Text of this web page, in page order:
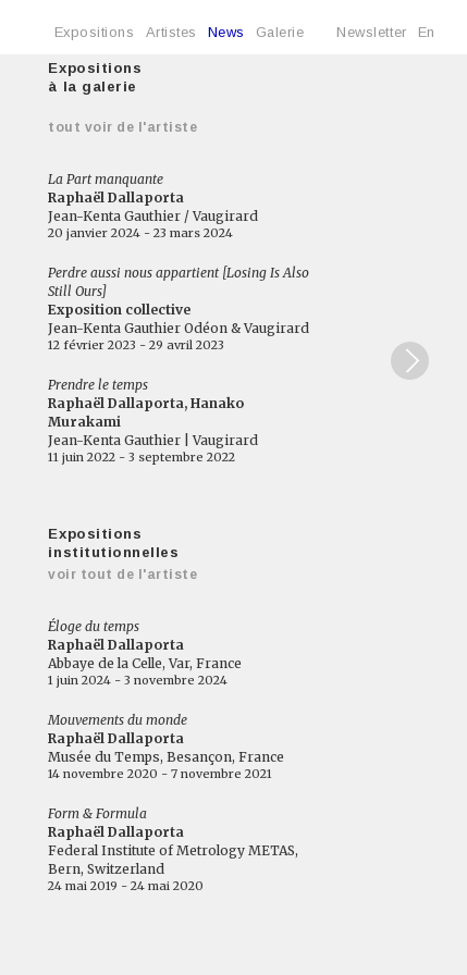
Expositions Artistes News Galerie Newsletter En
Expositions
à la galerie
tout voir de l'artiste
La Part manquante
Raphaël Dallaporta
Jean-Kenta Gauthier / Vaugirard
20 janvier 2024 - 23 mars 2024
Perdre aussi nous appartient [Losing Is Also
Still Ours]
Exposition collective
Jean-Kenta Gauthier Odéon & Vaugirard
12 février 2023 - 29 avril 2023
Prendre le temps
Raphaël Dallaporta, Hanako
Murakami
Jean-Kenta Gauthier | Vaugirard
11 juin 2022 - 3 septembre 2022
Expositions
institutionnelles
voir tout de l'artiste
Éloge du temps
Raphaël Dallaporta
Abbaye de la Celle, Var, France
1 juin 2024 - 3 novembre 2024
Mouvements du monde
Raphaël Dallaporta
Musée du Temps, Besançon, France
14 novembre 2020 - 7 novembre 2021
Form & Formula
Raphaël Dallaporta
Federal Institute of Metrology METAS,
Bern, Switzerland
24 mai 2019 - 24 mai 2020